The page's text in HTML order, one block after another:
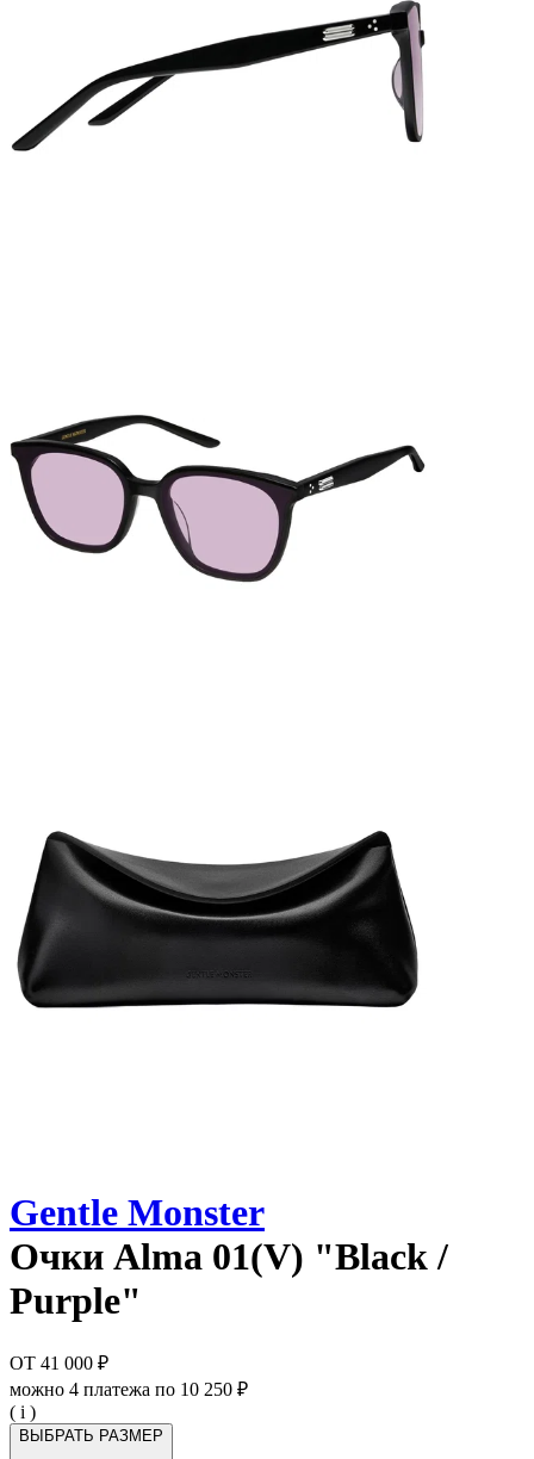
Gentle Monster
Очки Alma 01(V) "Black /
Purple"
ОТ 41 000 ₽
можно 4 платежа по 10 250 ₽
( i )
ВЫБРАТЬ РАЗМЕР